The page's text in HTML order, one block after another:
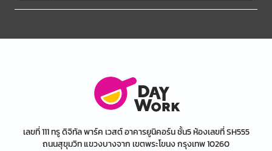
เลขที่ 111 ทรู ดิจิทัล พาร์ค เวสต์ อาคารยูนิคอร์น ชั้น5 ห้องเลขที่ SH555
ถนนสุขุมวิท แขวงบางจาก เขตพระโขนง กรุงเทพ 10260